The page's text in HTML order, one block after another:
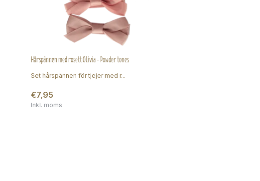
Hårspännen med rosett Olivia - Powder tones
Set hårspännen för tjejer med r...
€7,95
Inkl. moms